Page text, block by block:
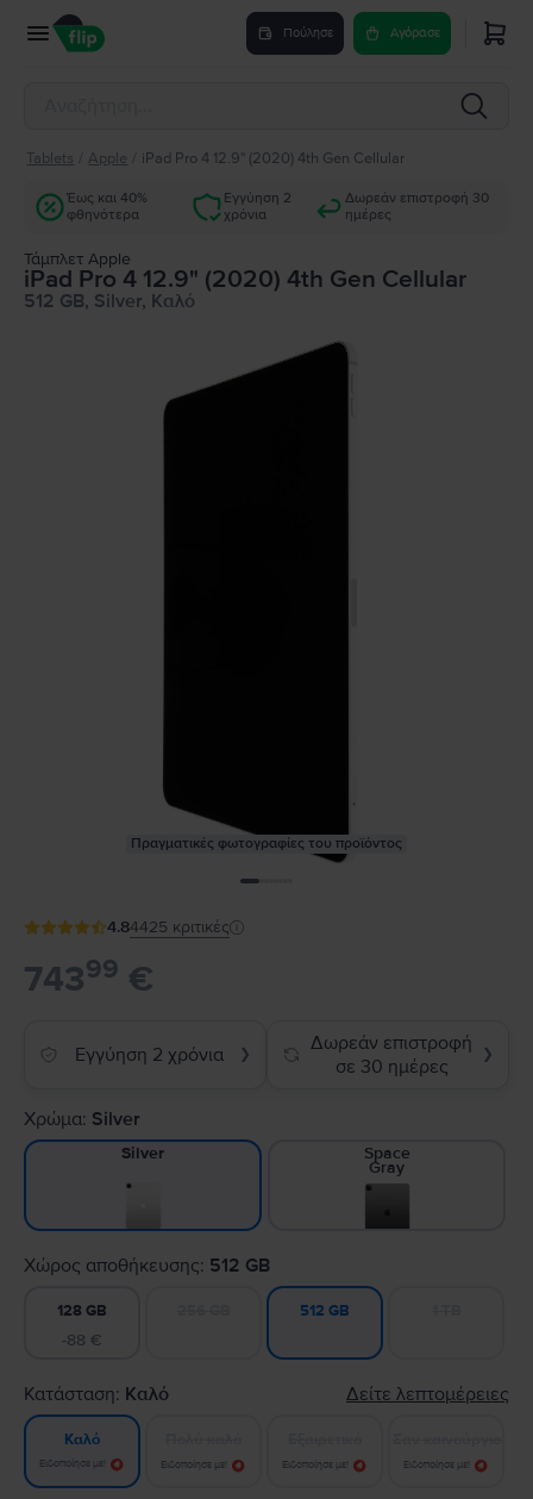
Πούλησε Αγόρασε
Tablets Apple iPad Pro 4 12.9" (2020) 4th Gen Cellular
Έως και 40%
φθηνότερα
Εγγύηση 2
χρόνια
Δωρεάν επιστροφή 30
ημέρες
Τάμπλετ Apple
iPad Pro 4 12.9" (2020) 4th Gen Cellular
512 GB, Silver, Καλό
Πραγματικές φωτογραφίες του προϊόντος
4.84425 κριτικές
74399 €
Εγγύηση 2 χρόνια ❯
Δωρεάν επιστροφή
σε 30 ημέρες
❯
Χρώμα: Silver
Silver Space
Gray
Χώρος αποθήκευσης: 512 GB
128 GB
-88 €
512 GB
Κατάσταση: Καλό Δείτε λεπτομέρειες
Καλό
Ειδοποίησε με! Ειδοποίησε με! Ειδοποίησε με! Ειδοποίησε με!